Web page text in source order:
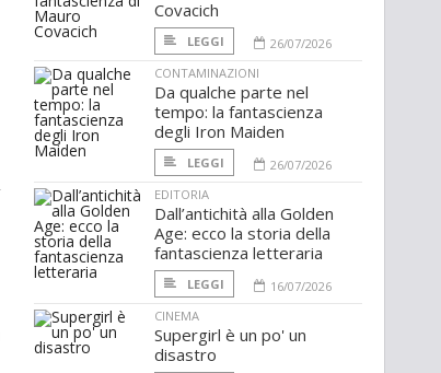
Covacich
LEGGI
26/07/2026
CONTAMINAZIONI
Da qualche parte nel
tempo: la fantascienza
degli Iron Maiden
LEGGI
26/07/2026
EDITORIA
Dall’antichità alla Golden
Age: ecco la storia della
fantascienza letteraria
LEGGI
16/07/2026
CINEMA
Supergirl è un po' un
disastro